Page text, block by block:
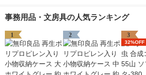
事務用品・文房具の人気ランキング
1 2 3
32%OFF